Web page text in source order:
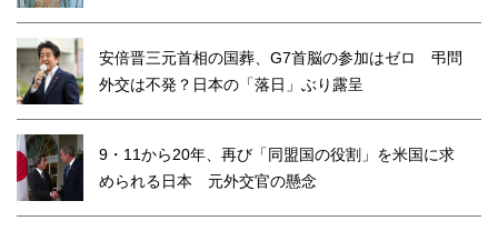
安倍晋三元首相の国葬、G7首脳の参加はゼロ 弔問
外交は不発？日本の「落日」ぶり露呈
9・11から20年、再び「同盟国の役割」を米国に求
められる日本 元外交官の懸念